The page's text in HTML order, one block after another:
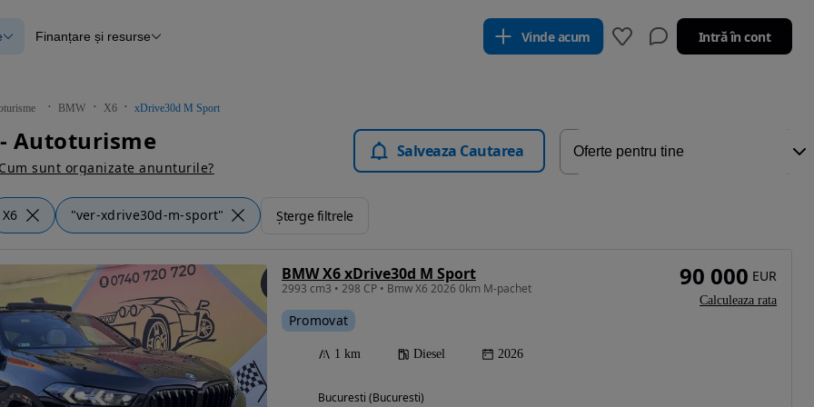
verificate
Blog Autovit.ro
Finanțare și resurse Vinde acum Intră în cont
BMW X6 xDrive30d M Sport
- Autoturisme
Cum sunt organizate anunturile?
Salveaza Cautarea
X6 "ver-xdrive30d-m-sport" Șterge filtrele
BMW X6 xDrive30d M Sport
2993 cm3 • 298 CP • Bmw X6 2026 0km M-pachet
Promovat
1 km Diesel 2026
Bucuresti (Bucuresti)
90 000 EUR
Calculeaza rata